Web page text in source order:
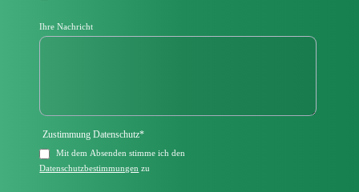
Ihre Nachricht
Pflichtfeld
Zustimmung Datenschutz*
Mit dem Absenden stimme ich den
Datenschutzbestimmungen zu